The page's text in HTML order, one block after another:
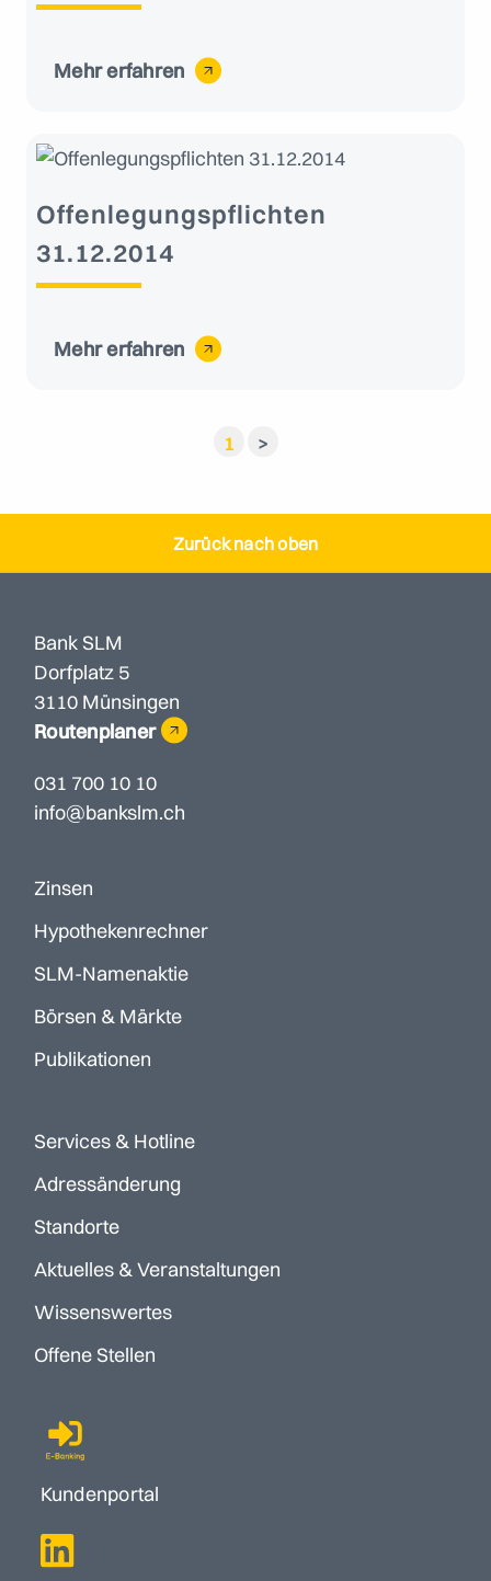
Mehr erfahren
Offenlegungspflichten
31.12.2014
Mehr erfahren
1 >
Zurück nach oben
Bank SLM
Dorfplatz 5
3110 Münsingen
Routenplaner
031 700 10 10
info@bankslm.ch
Zinsen
Hypothekenrechner
SLM-Namenaktie
Börsen & Märkte
Publikationen
Services & Hotline
Adressänderung
Standorte
Aktuelles & Veranstaltungen
Wissenswertes
Offene Stellen
Kundenportal